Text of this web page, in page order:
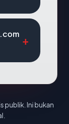
publik. Ini bukan